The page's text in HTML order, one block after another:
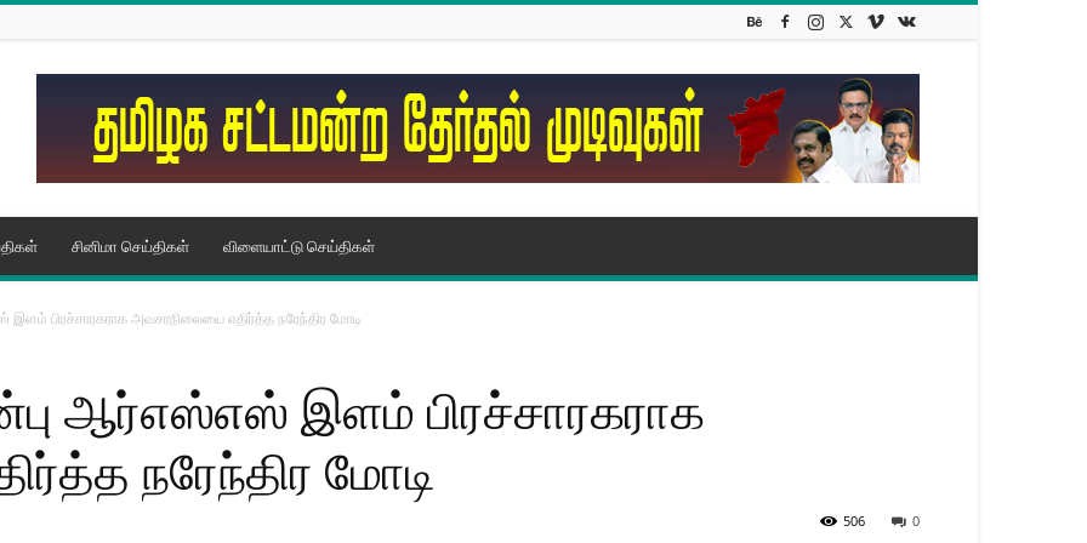
சினிமா செய்திகள் விளையாட்டு செய்திகள்
பிரச்சாரகராக அவசரநிலையை எதிர்த்த நரேந்திர மோடி
ஆர்எஸ்எஸ் இளம் பிரச்சாரகராக
நரேந்திர மோடி
0
506